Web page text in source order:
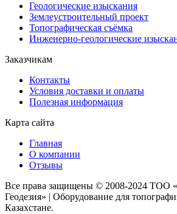
Геологические изыскания
Землеустроительный проект
Топографическая съёмка
Инженерно-геологические
Заказчикам
Контакты
Условия доставки и оплаты
Полезная информация
Карта сайта
Главная
О компании
Отзывы
Все права защищены © 2008-2024 ТОО
Геодезия» | Оборудование для
Казахстане.